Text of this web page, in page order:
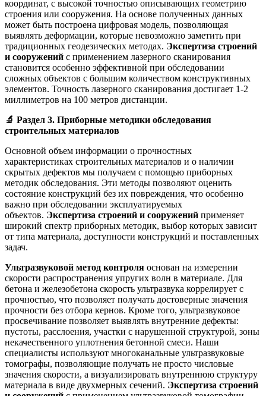
координат, с высокой точностью описывающих геометрию
строения или сооружения. На основе полученных данных
может быть построена цифровая модель, позволяющая
выявлять деформации, которые невозможно заметить при
традиционных геодезических методах. Экспертиза строений
и сооружений с применением лазерного сканирования
становится особенно эффективной при обследовании
сложных объектов с большим количеством конструктивных
элементов. Точность лазерного сканирования достигает 1-2
миллиметров на 100 метров дистанции.
🔬 Раздел 3. Приборные методики обследования
строительных материалов
Основной объем информации о прочностных
характеристиках строительных материалов и о наличии
скрытых дефектов мы получаем с помощью приборных
методик обследования. Эти методы позволяют оценить
состояние конструкций без их повреждения, что особенно
важно при обследовании эксплуатируемых
объектов. Экспертиза строений и сооружений применяет
широкий спектр приборных методик, выбор которых зависит
от типа материала, доступности конструкций и поставленных
задач.
Ультразвуковой метод контроля основан на измерении
скорости распространения упругих волн в материале. Для
бетона и железобетона скорость ультразвука коррелирует с
прочностью, что позволяет получать достоверные значения
прочности без отбора кернов. Кроме того, ультразвуковое
просвечивание позволяет выявлять внутренние дефекты:
пустоты, расслоения, участки с нарушенной структурой, зоны
некачественного уплотнения бетонной смеси. Наши
специалисты используют многоканальные ультразвуковые
томографы, позволяющие получать не просто числовые
значения скорости, а визуализировать внутреннюю структуру
материала в виде двухмерных сечений. Экспертиза строений